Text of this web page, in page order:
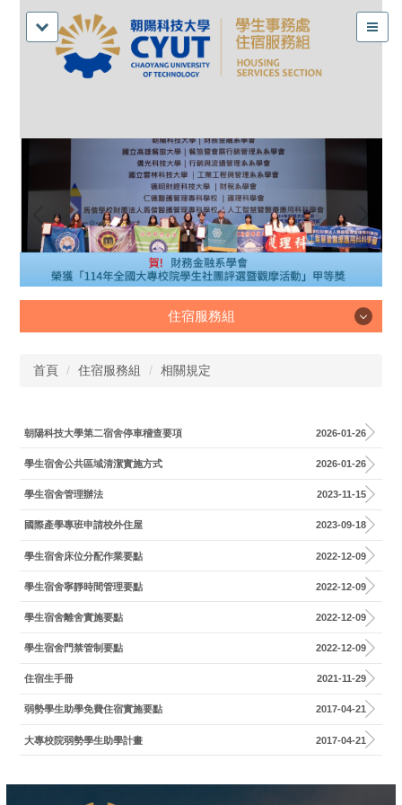
住宿服務組
住宿服務組
首頁 住宿服務組 相關規定
朝陽科技大學第二宿舍停車稽查要項 2026-01-26
學生宿舍公共區域清潔實施方式 2026-01-26
學生宿舍管理辦法 2023-11-15
國際產學專班申請校外住屋 2023-09-18
學生宿舍床位分配作業要點 2022-12-09
學生宿舍寧靜時間管理要點 2022-12-09
學生宿舍離舍實施要點 2022-12-09
學生宿舍門禁管制要點 2022-12-09
住宿生手冊 2021-11-29
弱勢學生助學免費住宿實施要點 2017-04-21
大專校院弱勢學生助學計畫 2017-04-21